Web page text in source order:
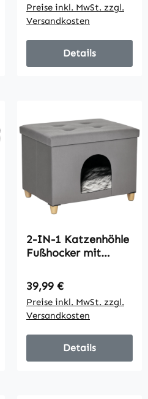
Preise inkl. MwSt. zzgl.
Versandkosten
Details
2-IN-1 Katzenhöhle
Fußhocker mit
Katzenhaus
Katzenkorb weich
gepolstert
Ottomane elegantes
Design abnehmbar
MDF Plüsch Grau 60
x 45 x 44,5 cm
Regulärer Preis:
39,99 €
Preise inkl. MwSt. zzgl.
Versandkosten
Details